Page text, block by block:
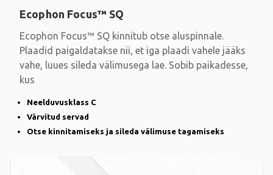
Ecophon Focus™ SQ
Ecophon Focus™ SQ kinnitub otse aluspinnale.
Plaadid paigaldatakse nii, et iga plaadi vahele jääks
vahe, luues sileda välimusega lae. Sobib paikadesse,
kus
Neelduvusklass C
Värvitud servad
Otse kinnitamiseks ja sileda välimuse tagamiseks